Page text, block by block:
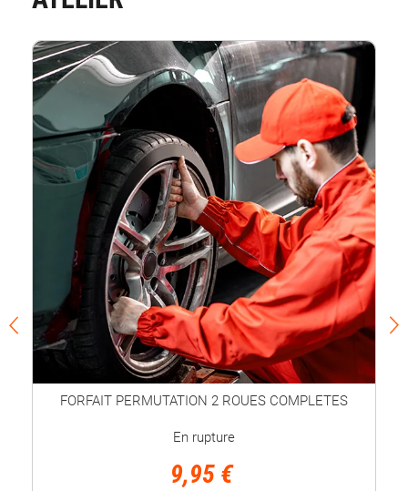
FORFAIT PERMUTATION 2 ROUES COMPLETES
En rupture
9,95 €